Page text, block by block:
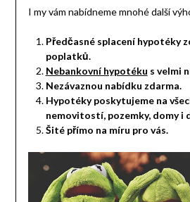
I my vám nabídneme mnohé další
Předčasné splacení hypotéky
poplatků.
Nebankovní hypotéku s velmi
Nezávaznou nabídku zdarma.
Hypotéky poskytujeme na
nemovitostí, pozemky, domy i
Šité přímo na míru pro vás.